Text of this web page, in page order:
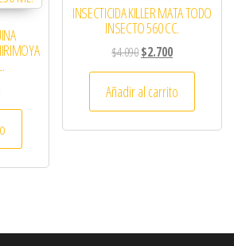
original era: $4.990.
precio actual es: $4.000.
INSECTICIDA KILLER MATA TODO
INSECTO 560 CC.
$4.090El precio original era:
$2.700El precio
Añadir al carrito